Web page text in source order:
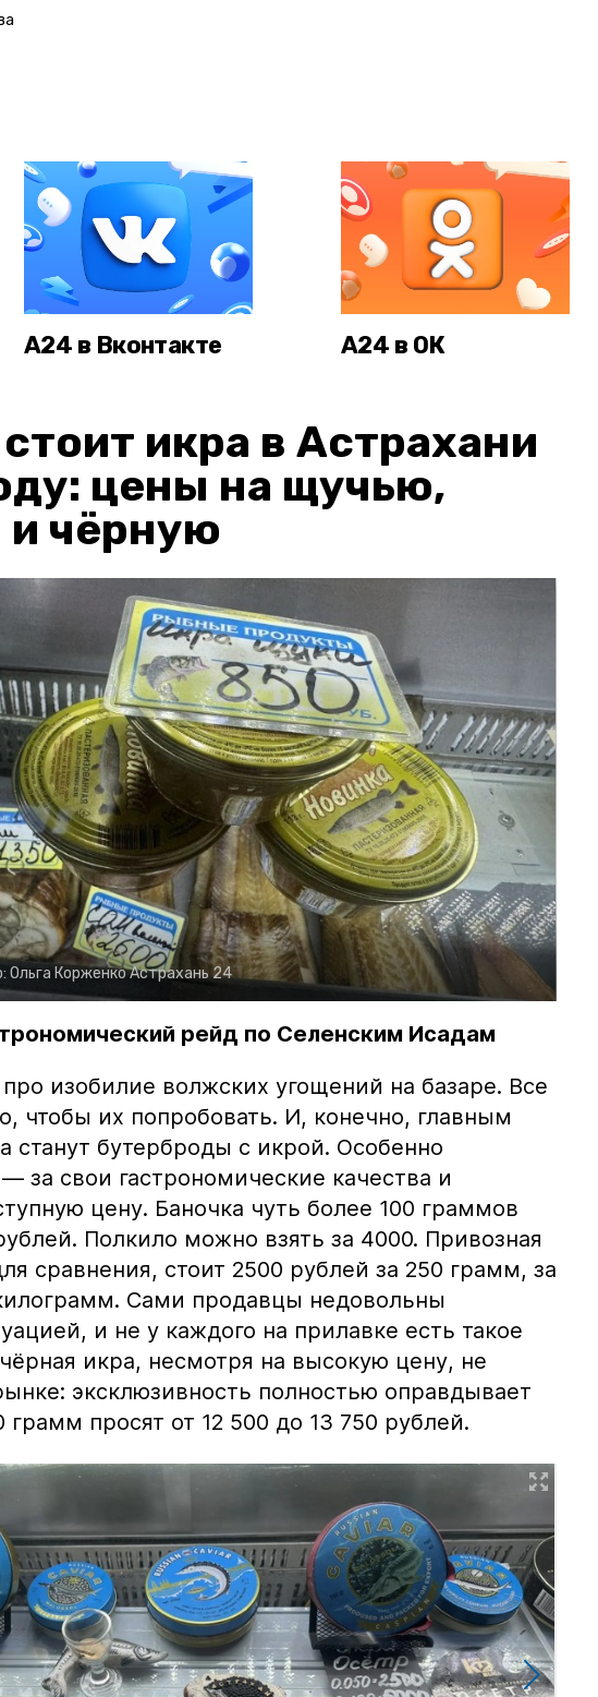
А24 в Вконтакте А24 в ОК
икра в Астрахани
цены на щучью,
чёрную
Ольга КорженкоАстрахань 24
рейд по Селенским Исадам
про изобилие волжских угощений на базаре. Все
чтобы их попробовать. И, конечно, главным
станут бутерброды с икрой. Особенно
за свои гастрономические качества и
цену. Баночка чуть более 100 граммов
Полкило можно взять за 4000. Привозная
сравнения, стоит 2500 рублей за 250 грамм, за
Сами продавцы недовольны
и не у каждого на прилавке есть такое
икра, несмотря на высокую цену, не
эксклюзивность полностью оправдывает
грамм просят от 12 500 до 13 750 рублей.